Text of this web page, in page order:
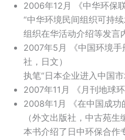
2006年12月 《中华环保
“中华环境民间组织可持
组织在华活动介绍等发言
2007年5月 《中国环境
社，日文）
执笔“日本企业进入中国
2007年11月 《月刊地球
2008年1月 《在中国成功
（外文出版社，中古苑生
本书介绍了日中环保合作